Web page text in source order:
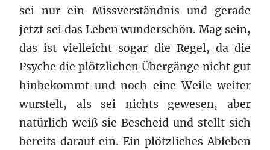
sei nur ein Missverständnis und gerade
jetzt sei das Leben wunderschön. Mag sein,
das ist vielleicht sogar die Regel, da die
Psyche die plötzlichen Übergänge nicht gut
hinbekommt und noch eine Weile weiter
wurstelt, als sei nichts gewesen, aber
natürlich weiß sie Bescheid und stellt sich
bereits darauf ein. Ein plötzliches Ableben